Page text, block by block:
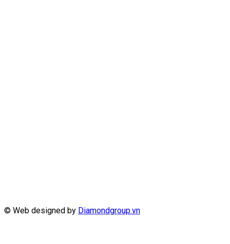
© Web designed by Diamondgroup.vn